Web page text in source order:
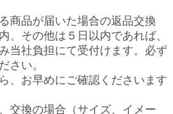
商品が届いた場合の返品交換
、その他は５日以内であれば、
当社負担にて受付けます。必ず
さい。
、お早めにご確認くださいます
交換の場合（サイズ、イメー